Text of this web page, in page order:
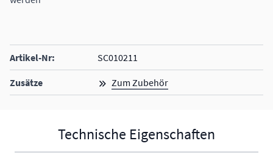
Artikel-Nr: SC010211
Zusätze Zum Zubehör
Technische Eigenschaften